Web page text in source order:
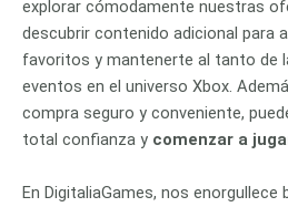
explorar cómodamente nuestras
descubrir contenido adicional para
favoritos y mantenerte al tanto de
eventos en el universo Xbox.
compra seguro y conveniente,
total confianza y comenzar a
En DigitaliaGames, nos